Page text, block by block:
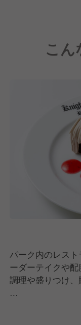
Entertainments
【Be
ョナル】
一人ひとりの個
し合い認め合え
て、世界中で「
こん
パーク内のレス
ーダーテイクや配
調理や盛りつけ、
の方も安心して